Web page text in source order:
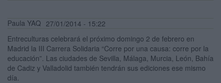
Paula YAQ 27/01/2014 - 15:22
Entreculturas celebrará el próximo domingo 2 de febrero en
Madrid la III Carrera Solidaria “Corre por una causa: corre por la
educación”. Las ciudades de Sevilla, Málaga, Murcia, León, Bahía
de Cadiz y Valladolid también tendrán sus ediciones ese mismo
día.